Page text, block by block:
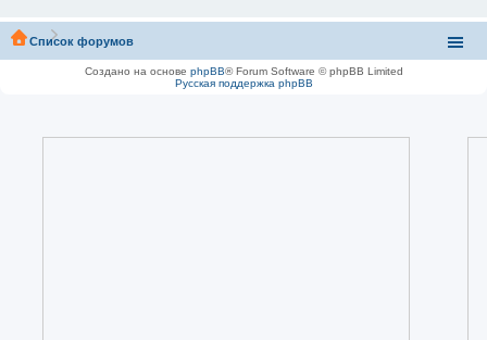
Список форумов
Создано на основе phpBB® Forum Software © phpBB Limited
Русская поддержка phpBB